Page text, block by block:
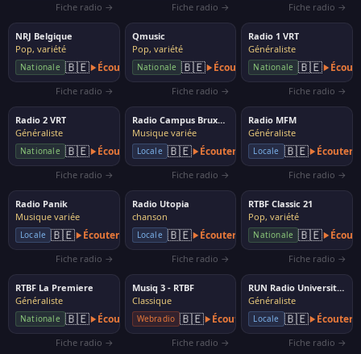
Fiche radio → Fiche radio → Fiche radio →
NRJ Belgique
Pop, variété
Nationale 🇧🇪 Écouter
Fiche radio →
Qmusic
Pop, variété
Nationale 🇧🇪 Écouter
Fiche radio →
Radio 1 VRT
Généraliste
Nationale 🇧🇪
Fiche radio →
Radio 2 VRT
Généraliste
Nationale 🇧🇪 Écouter
Fiche radio →
Radio Campus Bruxelles
Musique variée
Locale 🇧🇪 Écouter
Fiche radio →
Radio MFM
Généraliste
Locale 🇧🇪 Écouter
Fiche radio →
Radio Panik
Musique variée
Locale 🇧🇪 Écouter
Fiche radio →
Radio Utopia
chanson
Locale 🇧🇪 Écouter
Fiche radio →
RTBF Classic 21
Pop, variété
Nationale 🇧🇪
Fiche radio →
RTBF La Premiere
Généraliste
Nationale 🇧🇪 Écouter
Fiche radio →
Musiq 3 - RTBF
Classique
Webradio 🇧🇪 Écouter
Fiche radio →
RUN Radio Universitaire Namuroise
Généraliste
Locale 🇧🇪 Écouter
Fiche radio →